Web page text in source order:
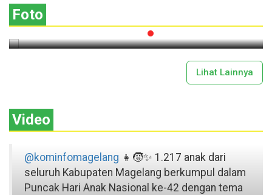
Foto
Lihat Lainnya
Video
@kominfomagelang 👧🧒✨ 1.217 anak dari
seluruh Kabupaten Magelang berkumpul dalam
Puncak Hari Anak Nasional ke-42 dengan tema